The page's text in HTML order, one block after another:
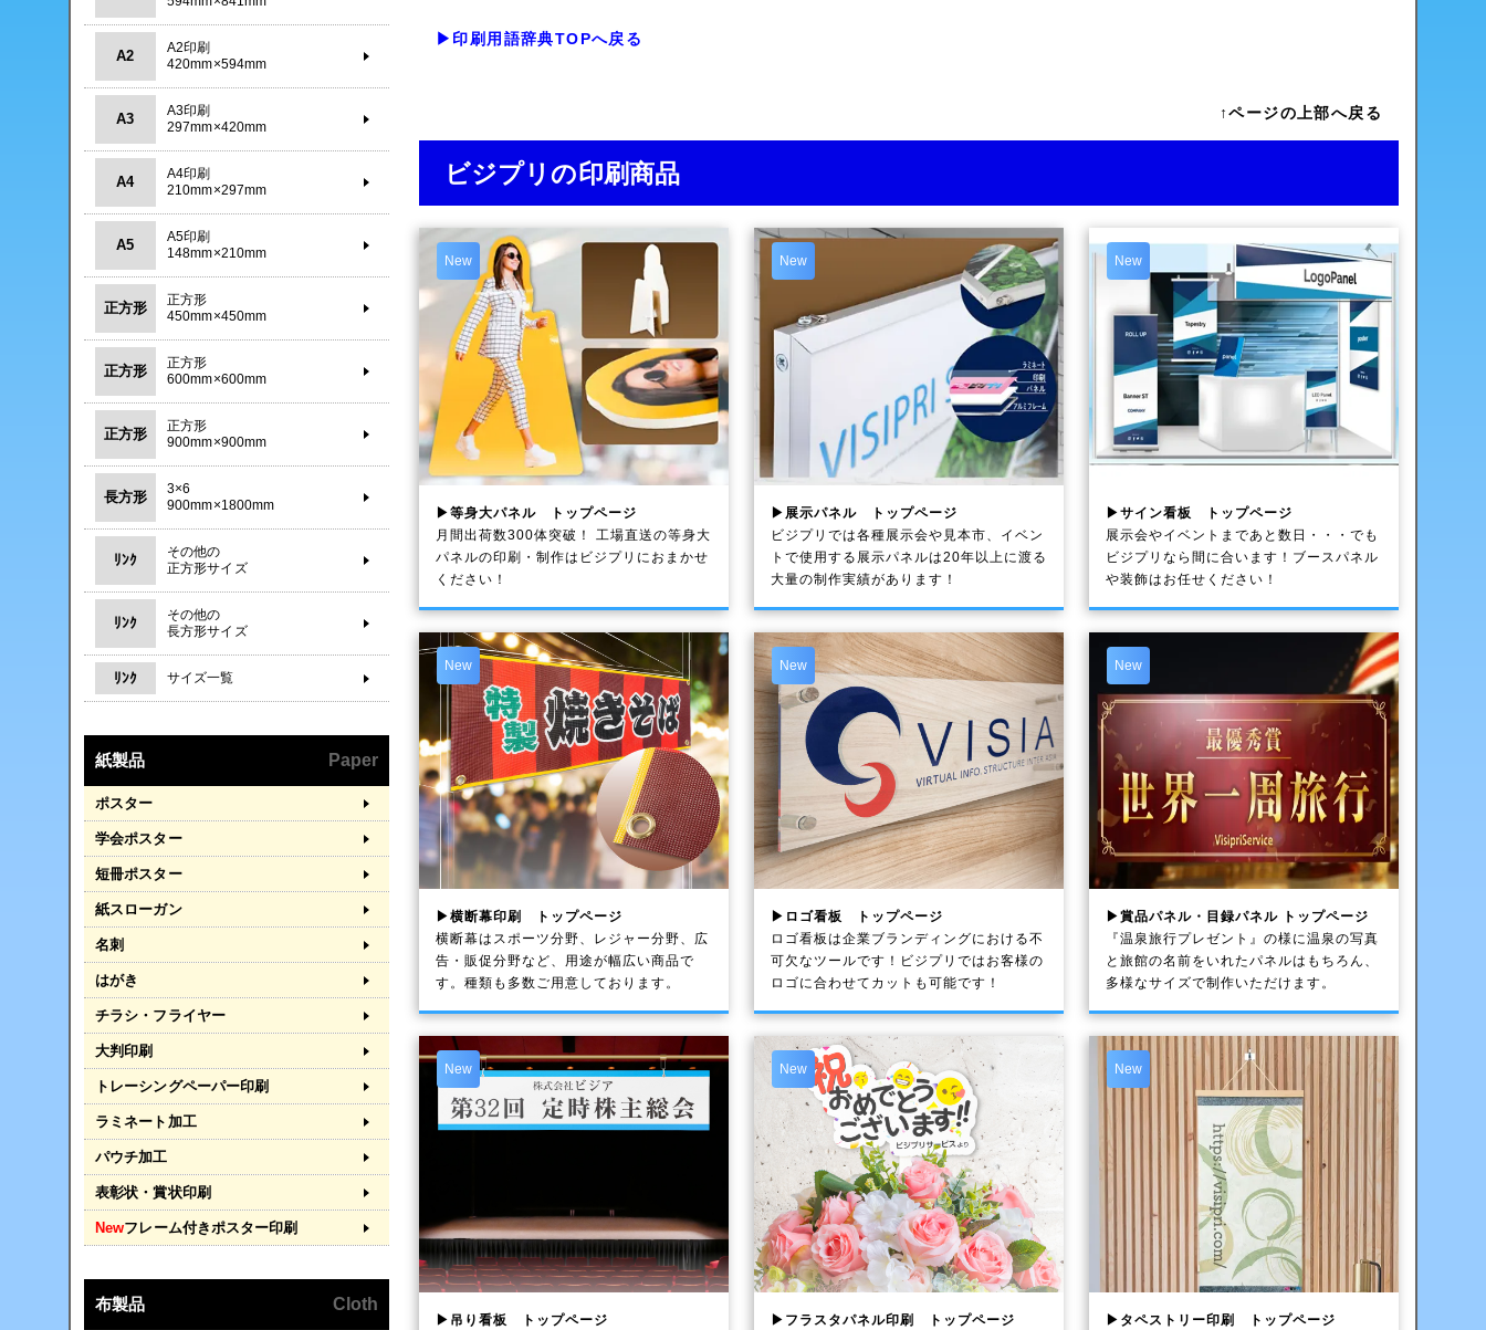
▶印刷用語辞典TOPへ戻る
↑ページの上部へ戻る
ビジプリの印刷商品
New
▶等身大パネル トップページ
月間出荷数300体突破！ 工場直送の等身大
パネルの印刷・制作は ビジプリ におまかせ
ください！
New
▶展示パネル トップページ
ビジプリでは各種展示会や見本市、イベン
トで使用する展示パネルは20年以上に渡る
大量の制作実績があります！
New
▶サイン看板 トップページ
展示会やイベントまであと数日・・・でも
ビジプリなら間に合います！ブースパネル
や装飾はお任せください！
New
▶横断幕印刷 トップページ
横断幕はスポーツ分野、レジャー分野、広
告・販促分野など、用途が幅広い商品で
す。種類も多数ご用意しております。
New
▶ロゴ看板 トップページ
ロゴ看板は企業ブランディングにおける不
可欠なツールです！ビジプリではお客様の
ロゴに合わせてカットも可能です！
New
▶賞品パネル・目録パネル トップページ
『温泉旅行プレゼント』の様に温泉の写真
と旅館の名前をいれたパネルはもちろん、
多様なサイズで制作いただけます。
New
▶吊り看板 トップページ
New
▶フラスタパネル印刷 トップページ
New
▶タペストリー印刷 トップページ
A2
A2印刷
420mm×594mm
A3
A3印刷
297mm×420mm
A4
A4印刷
210mm×297mm
A5
A5印刷
148mm×210mm
正方形
正方形
450mm×450mm
正方形
正方形
600mm×600mm
正方形
正方形
900mm×900mm
長方形
3×6
900mm×1800mm
ﾘﾝｸ
その他の
正方形サイズ
ﾘﾝｸ
その他の
長方形サイズ
ﾘﾝｸ サイズ一覧
紙製品 Paper
ポスター
学会ポスター
短冊ポスター
紙スローガン
名刺
はがき
チラシ・フライヤー
大判印刷
トレーシングペーパー印刷
ラミネート加工
パウチ加工
表彰状・賞状印刷
Newフレーム付きポスター印刷
布製品 Cloth